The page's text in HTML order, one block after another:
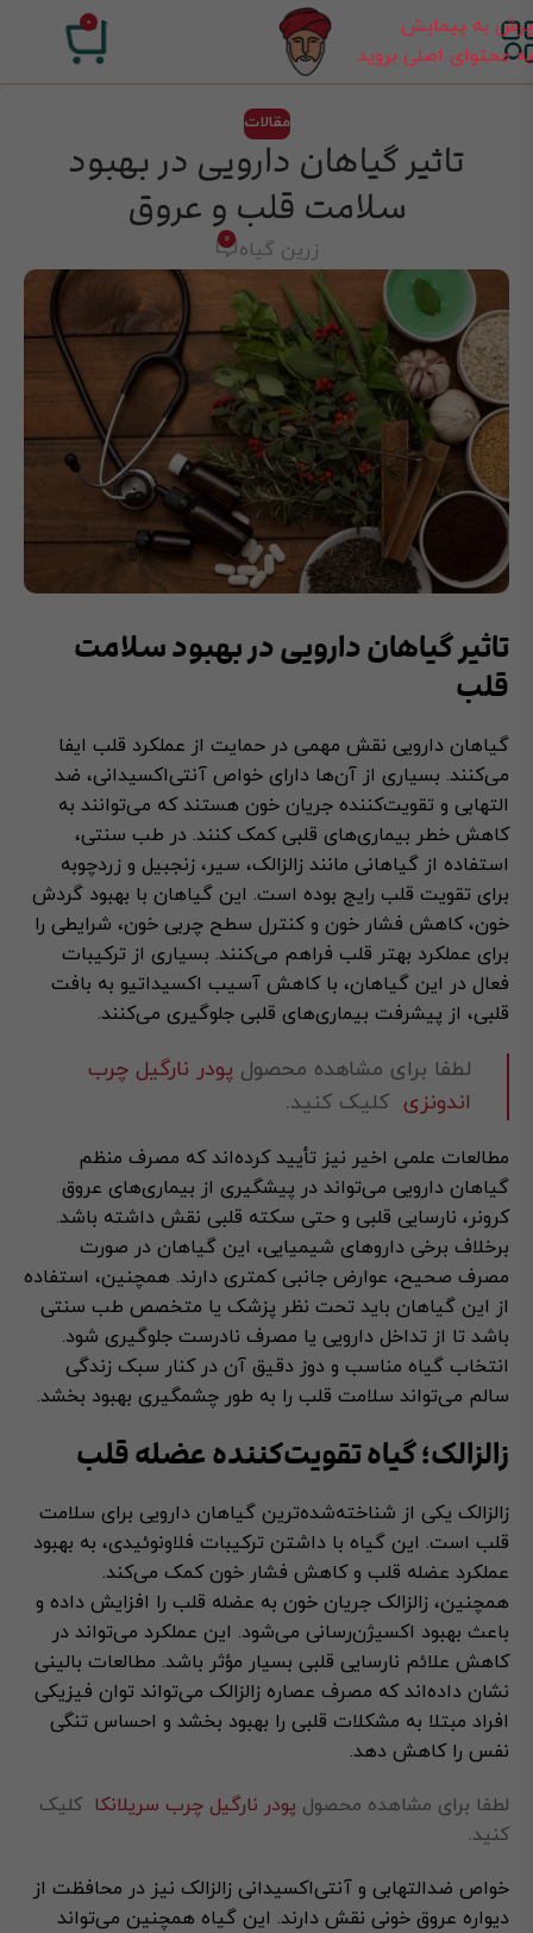
پرش به پیمایش
به محتوای اصلی بروید
0
مقالات
تاثیر گیاهان دارویی در بهبود
سلامت قلب و عروق
زرین گیاه 0
تاثیر گیاهان دارویی در بهبود سلامت
قلب
گیاهان دارویی نقش مهمی در حمایت از عملکرد قلب ایفا
می‌کنند. بسیاری از آن‌ها دارای خواص آنتی‌اکسیدانی، ضد
التهابی و تقویت‌کننده جریان خون هستند که می‌توانند به
کاهش خطر بیماری‌های قلبی کمک کنند. در طب سنتی،
استفاده از گیاهانی مانند زالزالک، سیر، زنجبیل و زردچوبه
برای تقویت قلب رایج بوده است. این گیاهان با بهبود گردش
خون، کاهش فشار خون و کنترل سطح چربی خون، شرایطی را
برای عملکرد بهتر قلب فراهم می‌کنند. بسیاری از ترکیبات
فعال در این گیاهان، با کاهش آسیب اکسیداتیو به بافت
قلبی، از پیشرفت بیماری‌های قلبی جلوگیری می‌کنند.
لطفا برای مشاهده محصول پودر نارگیل چرب
اندونزی کلیک کنید.
مطالعات علمی اخیر نیز تأیید کرده‌اند که مصرف منظم
گیاهان دارویی می‌تواند در پیشگیری از بیماری‌های عروق
کرونر، نارسایی قلبی و حتی سکته قلبی نقش داشته باشد.
برخلاف برخی داروهای شیمیایی، این گیاهان در صورت
مصرف صحیح، عوارض جانبی کمتری دارند. همچنین، استفاده
از این گیاهان باید تحت نظر پزشک یا متخصص طب سنتی
باشد تا از تداخل دارویی یا مصرف نادرست جلوگیری شود.
انتخاب گیاه مناسب و دوز دقیق آن در کنار سبک زندگی
سالم می‌تواند سلامت قلب را به طور چشمگیری بهبود بخشد.
زالزالک؛ گیاه تقویت‌کننده عضله قلب
زالزالک یکی از شناخته‌شده‌ترین گیاهان دارویی برای سلامت
قلب است. این گیاه با داشتن ترکیبات فلاونوئیدی، به بهبود
عملکرد عضله قلب و کاهش فشار خون کمک می‌کند.
همچنین، زالزالک جریان خون به عضله قلب را افزایش داده و
باعث بهبود اکسیژن‌رسانی می‌شود. این عملکرد می‌تواند در
کاهش علائم نارسایی قلبی بسیار مؤثر باشد. مطالعات بالینی
نشان داده‌اند که مصرف عصاره زالزالک می‌تواند توان فیزیکی
افراد مبتلا به مشکلات قلبی را بهبود بخشد و احساس تنگی
نفس را کاهش دهد.
لطفا برای مشاهده محصول پودر نارگیل چرب سریلانکا کلیک
کنید.
خواص ضدالتهابی و آنتی‌اکسیدانی زالزالک نیز در محافظت از
دیواره عروق خونی نقش دارند. این گیاه همچنین می‌تواند